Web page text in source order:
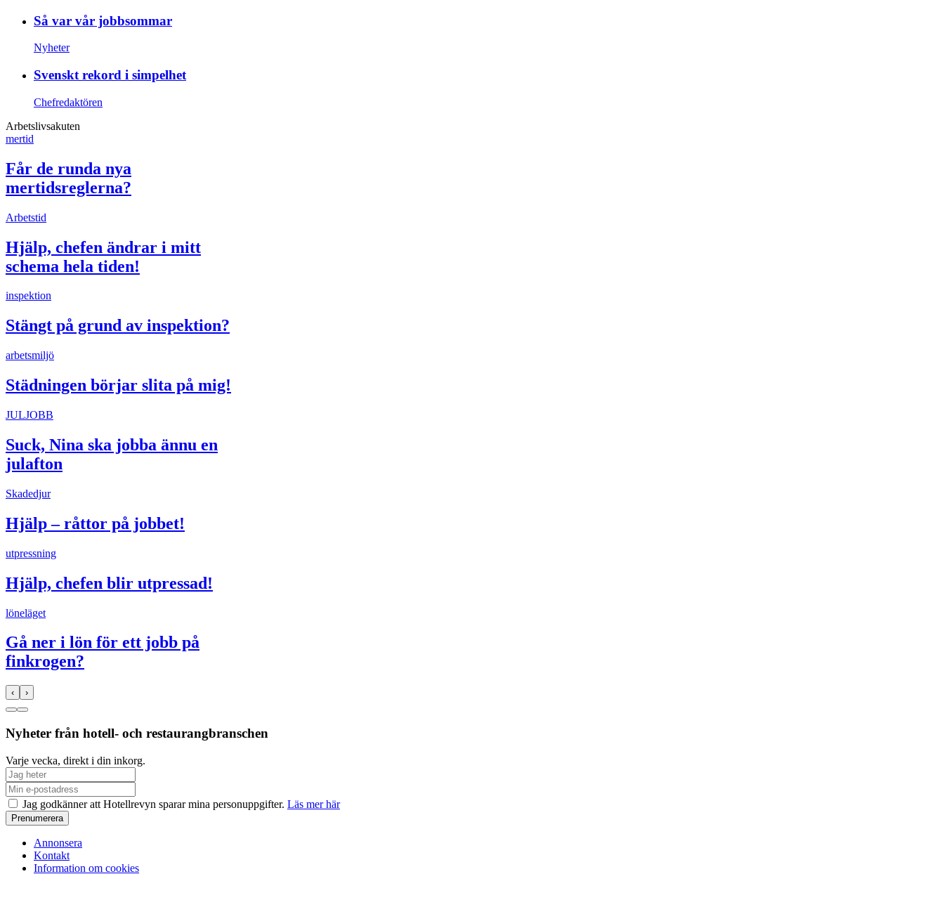
Så var vår jobbsommar
Nyheter
Svenskt rekord i simpelhet
Chefredaktören
Arbetslivsakuten
mertid
Får de runda nya
mertidsreglerna?
Arbetstid
Hjälp, chefen ändrar i mitt
schema hela tiden!
inspektion
Stängt på grund av inspektion?
arbetsmiljö
Städningen börjar slita på mig!
JULJOBB
Suck, Nina ska jobba ännu en
julafton
Skadedjur
Hjälp – råttor på jobbet!
utpressning
Hjälp, chefen blir utpressad!
löneläget
Gå ner i lön för ett jobb på
finkrogen?
‹ ›
Nyheter från hotell- och restaurangbranschen
Varje vecka, direkt i din inkorg.
Jag godkänner att Hotellrevyn sparar mina personuppgifter. Läs mer här
Annonsera
Kontakt
Information om cookies